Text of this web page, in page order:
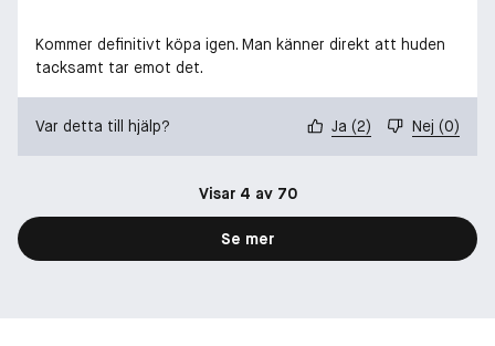
Kommer definitivt köpa igen. Man känner direkt att huden
tacksamt tar emot det.
Var detta till hjälp? Ja (2) Nej (0)
Visar 4 av 70
Se mer